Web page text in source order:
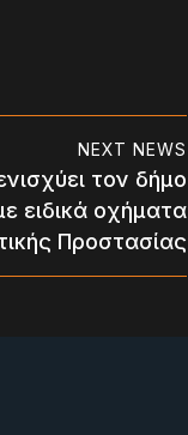
NEXT NEWS
τον δήμο
ειδικά οχήματα
Προστασίας